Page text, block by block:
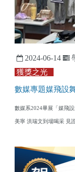
2024-06-14
獲獎之光
數媒專題媒飛設
數媒系2024畢展「媒飛
美寧 洪瑞文到場喝采 見